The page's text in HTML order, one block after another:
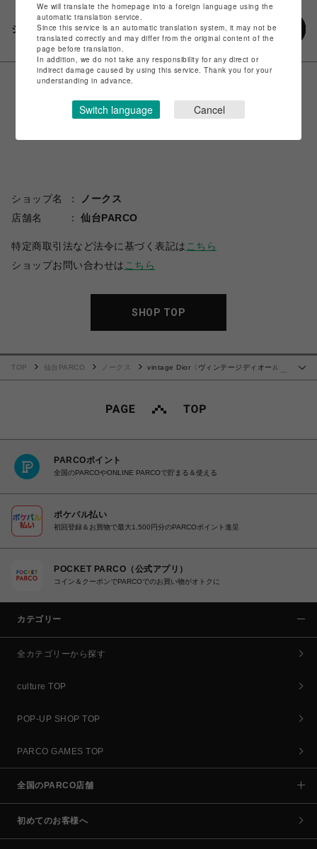
シェアする
ショップ名
ノークス
店舗名
仙台PARCO
特定商取引法など法令に基づく表記は こちら
ショップお問い合わせは こちら
SHOP TOP
TOP 仙台PARCO ノークス
vintage Dior〈ヴィンテージディオール〉
PARCOポイント
全国のPARCOやONLINE PARCOで貯まる＆使える
ポケパル払い
初回登録＆お買物で最大1,500円分のPARCOポイント進呈
POCKET PARCO（公式アプリ）
コイン＆クーポンでPARCOでのお買い物がオトクに
カテゴリー
全カテゴリーから探す
culture TOP
POP-UP SHOP TOP
PARCO GAMES TOP
全国のPARCO店舗
初めてのお客様へ
We will translate the homepage into a foreign language using the
automatic translation service.
Since this service is an automatic translation system, it may not be
translated correctly and may differ from the original content of the
page before translation.
In addition, we do not take any responsibility for any direct or
indirect damage caused by using this service. Thank you for your
understanding in advance.
Switch language Cancel